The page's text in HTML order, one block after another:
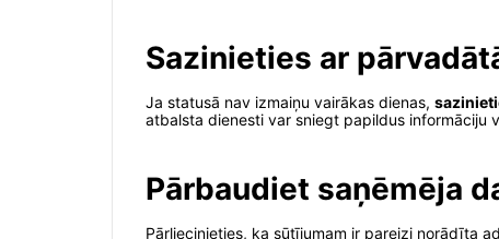
Sazinieties ar
Ja statusā nav izmaiņu vairākas dienas,
atbalsta dienesti var sniegt papildus informāciju
Pārbaudiet saņēmēja
Pārliecinieties, ka sūtījumam ir pareizi norādīta